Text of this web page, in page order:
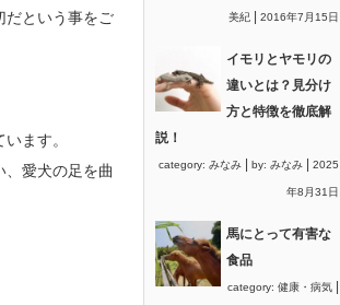
だという事をご
ます。
愛犬の足を曲
美紀 2016年7月15日
イモリとヤモリの
違いとは？見分け
方と特徴を徹底解
説！
category: みなみ by: みなみ 2025
年8月31日
馬にとって有害な
食品
category: 健康・病気